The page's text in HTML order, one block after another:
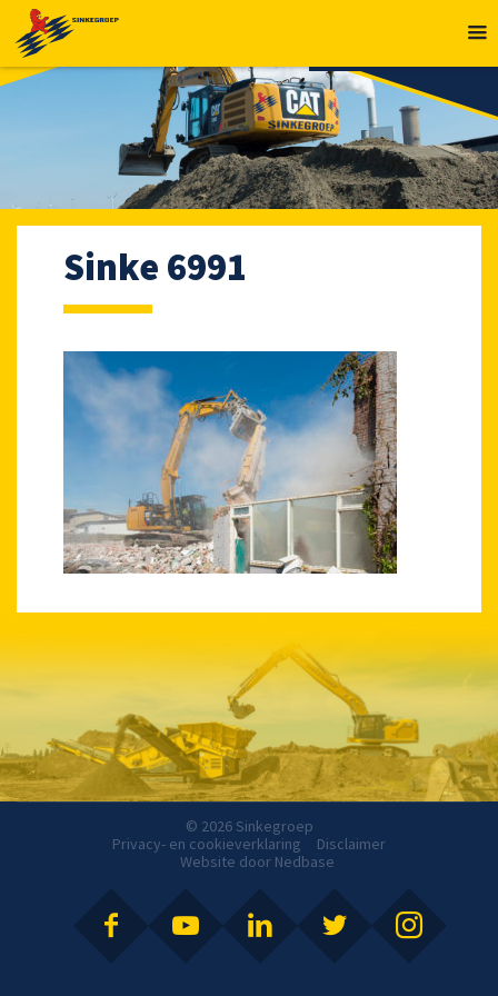
Sinke 6991
© 2026 Sinkegroep
Privacy- en cookieverklaring
Disclaimer
Website door Nedbase